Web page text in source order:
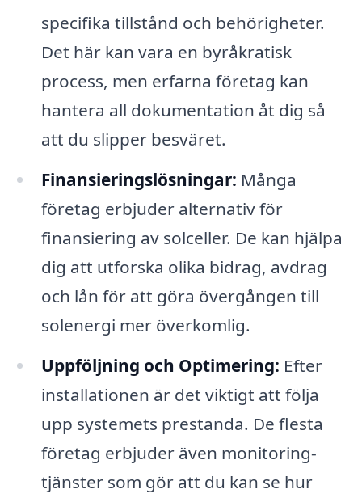
specifika tillstånd och behörigheter.
Det här kan vara en byråkratisk
process, men erfarna företag kan
hantera all dokumentation åt dig så
att du slipper besväret.
Finansieringslösningar: Många
företag erbjuder alternativ för
finansiering av solceller. De kan hjälpa
dig att utforska olika bidrag, avdrag
och lån för att göra övergången till
solenergi mer överkomlig.
Uppföljning och Optimering: Efter
installationen är det viktigt att följa
upp systemets prestanda. De flesta
företag erbjuder även monitoring-
tjänster som gör att du kan se hur